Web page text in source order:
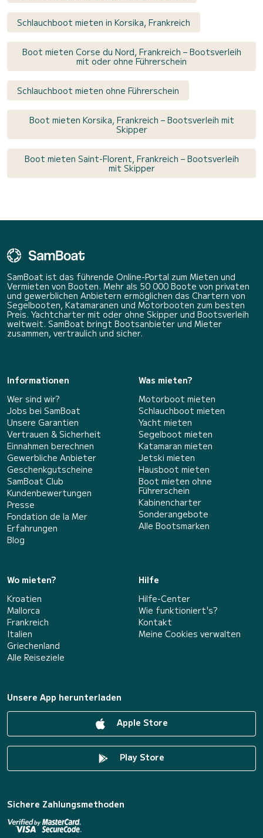
Schlauchboot mieten in Korsika, Frankreich
Boot mieten Corse du Nord, Frankreich – Bootsverleih
mit oder ohne Führerschein
Schlauchboot mieten ohne Führerschein
Boot mieten Korsika, Frankreich – Bootsverleih mit
Skipper
Boot mieten Saint-Florent, Frankreich – Bootsverleih
mit Skipper
SamBoat ist das führende Online-Portal zum Mieten und
Vermieten von Booten. Mehr als 50 000 Boote von privaten
und gewerblichen Anbietern ermöglichen das Chartern von
Segelbooten, Katamaranen und Motorbooten zum besten
Preis. Yachtcharter mit oder ohne Skipper und Bootsverleih
weltweit. SamBoat bringt Bootsanbieter und Mieter
zusammen, vertraulich und sicher.
Informationen
Wer sind wir?
Jobs bei SamBoat
Unsere Garantien
Vertrauen & Sicherheit
Einnahmen berechnen
Gewerbliche Anbieter
Geschenkgutscheine
SamBoat Club
Kundenbewertungen
Presse
Fondation de la Mer
Erfahrungen
Blog
Was mieten?
Motorboot mieten
Schlauchboot mieten
Yacht mieten
Segelboot mieten
Katamaran mieten
Jetski mieten
Hausboot mieten
Boot mieten ohne
Führerschein
Kabinencharter
Sonderangebote
Alle Bootsmarken
Wo mieten?
Kroatien
Mallorca
Frankreich
Italien
Griechenland
Alle Reiseziele
Hilfe
Hilfe-Center
Wie funktioniert's?
Kontakt
Meine Cookies verwalten
Unsere App herunterladen
Apple Store
Play Store
Sichere Zahlungsmethoden